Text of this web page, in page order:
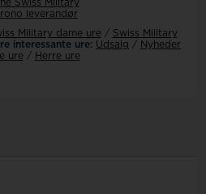
Military dame ure / Swiss Military
interessante ure: Udsalg / Nyheder
ure / Herre ure